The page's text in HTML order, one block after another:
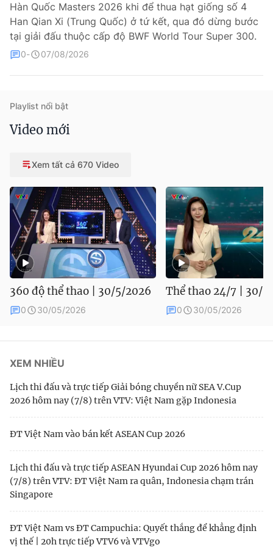
thuận bằng văn bản. Ghi rõ nguồn VTV.vn khi phát hành lại
thông tin từ website này.
Hàn Quốc Masters 2026 khi để thua hạt giống số 4
Han Qian Xi (Trung Quốc) ở tứ kết, qua đó dừng bước
tại giải đấu thuộc cấp độ BWF World Tour Super 300.
0 07/08/2026
Playlist nổi bật
Video mới
Xem tất cả 670 Video
360 độ thể thao | 30/5/2026
0 30/05/2026
Thể thao 24/7 | 30/
0 30/05/2026
XEM NHIỀU
Lịch thi đấu và trực tiếp Giải bóng chuyền nữ SEA V.Cup
2026 hôm nay (7/8) trên VTV: Việt Nam gặp Indonesia
ĐT Việt Nam vào bán kết ASEAN Cup 2026
Lịch thi đấu và trực tiếp ASEAN Hyundai Cup 2026 hôm nay
(7/8) trên VTV: ĐT Việt Nam ra quân, Indonesia chạm trán
Singapore
ĐT Việt Nam vs ĐT Campuchia: Quyết thắng để khẳng định
vị thế | 20h trực tiếp VTV6 và VTVgo